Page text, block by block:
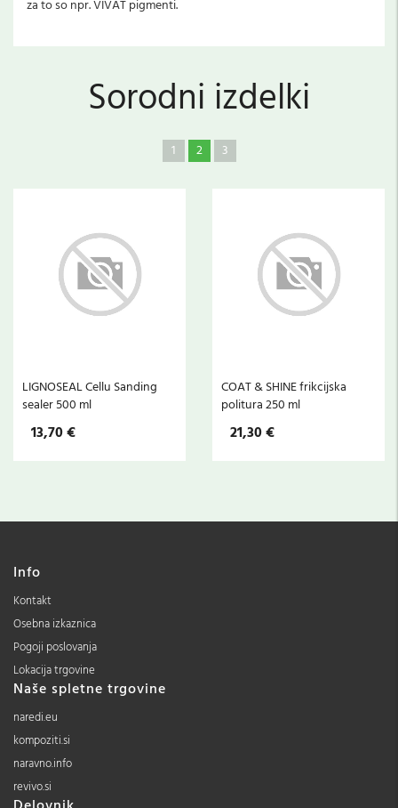
za to so npr. VIVAT pigmenti.
Sorodni izdelki
1 2 3
LIGNOSEAL Cellu Sanding
sealer 500 ml
13,70 €
COAT & SHINE frikcijska
politura 250 ml
21,30 €
Info
Kontakt
Osebna izkaznica
Pogoji poslovanja
Lokacija trgovine
Naše spletne trgovine
naredi.eu
kompoziti.si
naravno.info
revivo.si